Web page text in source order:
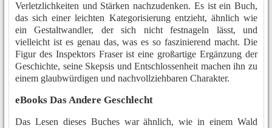
Verletzlichkeiten und Stärken nachzudenken. Es ist ein Buch,
das sich einer leichten Kategorisierung entzieht, ähnlich wie
ein Gestaltwandler, der sich nicht festnageln lässt, und
vielleicht ist es genau das, was es so faszinierend macht. Die
Figur des Inspektors Fraser ist eine großartige Ergänzung der
Geschichte, seine Skepsis und Entschlossenheit machen ihn zu
einem glaubwürdigen und nachvollziehbaren Charakter.
eBooks Das Andere Geschlecht
Das Lesen dieses Buches war ähnlich, wie in einem Wald